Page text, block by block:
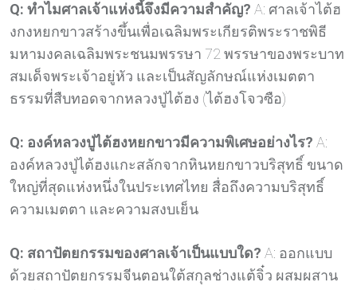
Q: ทำไมศาลเจ้าแห่งนี้จึงมีความสำคัญ? A: ศาลเจ้าไต้ฮ
งกงหยกขาวสร้างขึ้นเพื่อเฉลิมพระเกียรติพระราชพิธี
มหามงคลเฉลิมพระชนมพรรษา 72 พรรษาของพระบาท
สมเด็จพระเจ้าอยู่หัว และเป็นสัญลักษณ์แห่งเมตตา
ธรรมที่สืบทอดจากหลวงปู่ไต้ฮง (ไต้ฮงโจวซือ)
Q: องค์หลวงปู่ไต้ฮงหยกขาวมีความพิเศษอย่างไร? A:
องค์หลวงปู่ไต้ฮงแกะสลักจากหินหยกขาวบริสุทธิ์ ขนาด
ใหญ่ที่สุดแห่งหนึ่งในประเทศไทย สื่อถึงความบริสุทธิ์
ความเมตตา และความสงบเย็น
Q: สถาปัตยกรรมของศาลเจ้าเป็นแบบใด? A: ออกแบบ
ด้วยสถาปัตยกรรมจีนตอนใต้สกุลช่างแต้จิ๋ว ผสมผสาน